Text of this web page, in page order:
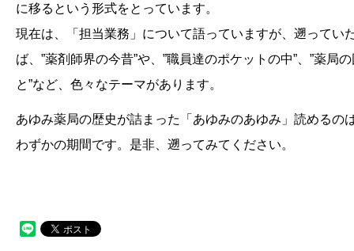
に移るという形式をとっています。
現在は、「担当業務」について語っていますが、遡ってい
ば、”薬剤師界の今昔”や、”職員達のポケットの中”、”薬局
と”など、色々なテーマがあります。
あゆみ薬局の歴史が詰まった「あゆみのあゆみ」読めるの
わずかの期間です。是非、遡ってみてください。